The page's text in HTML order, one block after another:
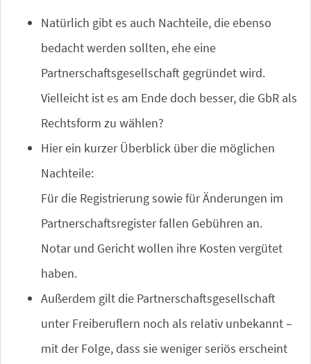
Natürlich gibt es auch Nachteile, die ebenso
bedacht werden sollten, ehe eine
Partnerschaftsgesellschaft gegründet wird.
Vielleicht ist es am Ende doch besser, die GbR als
Rechtsform zu wählen?
Hier ein kurzer Überblick über die möglichen
Nachteile:
Für die Registrierung sowie für Änderungen im
Partnerschaftsregister fallen Gebühren an.
Notar und Gericht wollen ihre Kosten vergütet
haben.
Außerdem gilt die Partnerschaftsgesellschaft
unter Freiberuflern noch als relativ unbekannt –
mit der Folge, dass sie weniger seriös erscheint